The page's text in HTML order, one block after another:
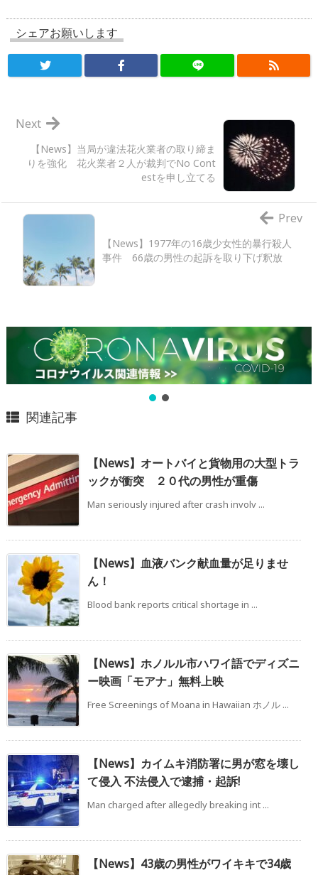
シェアお願いします
【News】当局が違法花火業者の取り締ま
りを強化 花火業者２人が裁判でNo Cont
estを申し立てる
Next
【News】1977年の16歳少女性的暴行殺人
事件 66歳の男性の起訴を取り下げ釈放
Prev
関連記事
【News】オートバイと貨物用の大型トラ
ックが衝突 ２０代の男性が重傷
Man seriously injured after crash involv ...
【News】血液バンク献血量が足りませ
ん！
Blood bank reports critical shortage in ...
【News】ホノルル市ハワイ語でディズニ
ー映画「モアナ」無料上映
Free Screenings of Moana in Hawaiian ホノル ...
【News】カイムキ消防署に男が窓を壊し
て侵入 不法侵入で逮捕・起訴!
Man charged after allegedly breaking int ...
【News】43歳の男性がワイキキで34歳